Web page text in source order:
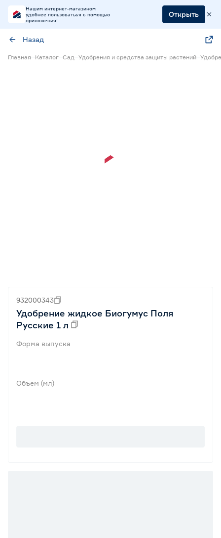
Нашим интернет-магазином
удобнее пользоваться с помощью
приложения!
Открыть
Назад
Главная Каталог Сад Удобрения и средства защиты растений
932000343
Удобрение жидкое Биогумус Поля
Русские 1 л
Форма выпуска
Объем (мл)